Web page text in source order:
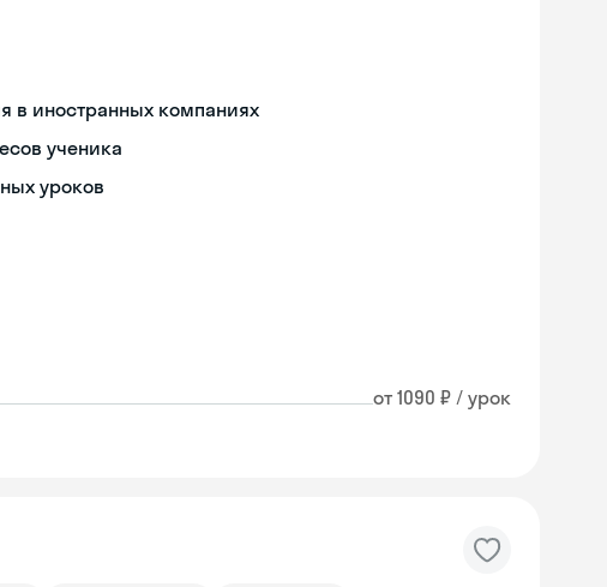
в иностранных компаниях
ученика
уроков
от 1090 ₽ / урок